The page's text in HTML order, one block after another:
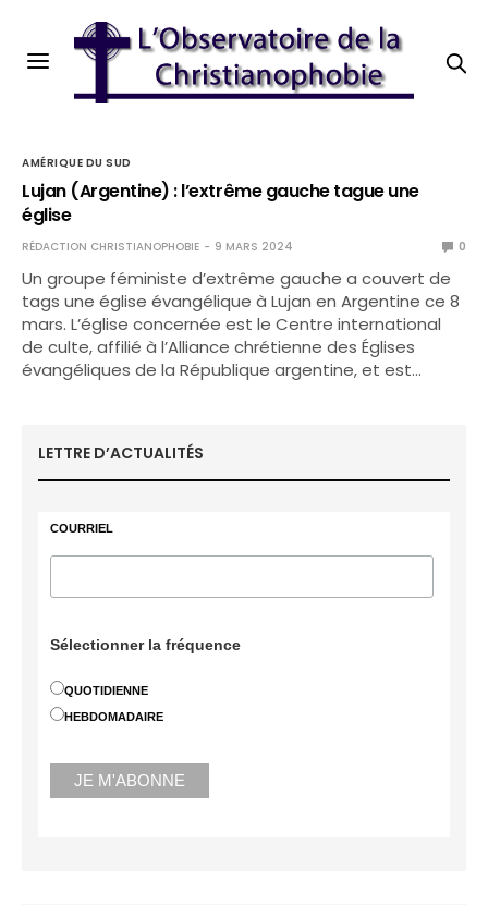
AMÉRIQUE DU SUD
Lujan (Argentine) : l’extrême gauche tague une
église
RÉDACTION CHRISTIANOPHOBIE 9 MARS 2024 0
Un groupe féministe d’extrême gauche a couvert de
tags une église évangélique à Lujan en Argentine ce 8
mars. L’église concernée est le Centre international
de culte, affilié à l’Alliance chrétienne des Églises
évangéliques de la République argentine, et est…
LETTRE D’ACTUALITÉS
COURRIEL
Sélectionner la fréquence
QUOTIDIENNE
HEBDOMADAIRE